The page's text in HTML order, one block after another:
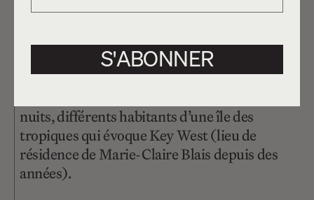
histoire, à l’image du mouvement de la parole
dans le roman. Autour du couple central que
forment Daniel et Mélanie se retrouvent,
nuits, différents habitants d’une île des
tropiques qui évoque Key West (lieu de
résidence de Marie-Claire Blais depuis des
années).
S'ABONNER